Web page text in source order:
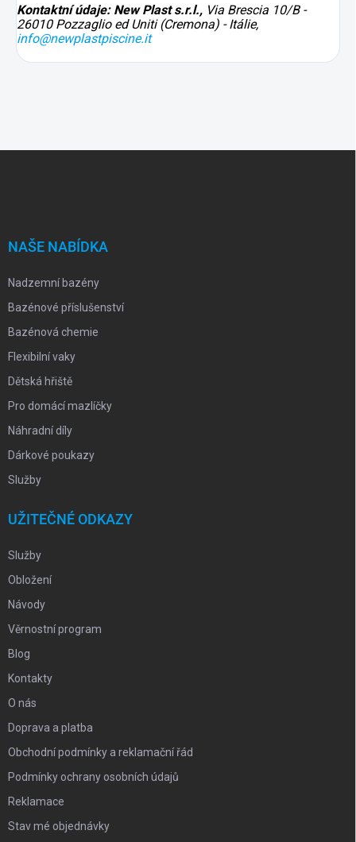
Kontaktní údaje: New Plast s.r.l., Via Brescia 10/B -
26010 Pozzaglio ed Uniti (Cremona) - Itálie,
info@newplastpiscine.it
NAŠE NABÍDKA
Nadzemní bazény
Bazénové příslušenství
Bazénová chemie
Flexibilní vaky
Dětská hřiště
Pro domácí mazlíčky
Náhradní díly
Dárkové poukazy
Služby
UŽITEČNÉ ODKAZY
Služby
Obložení
Návody
Věrnostní program
Blog
Kontakty
O nás
Doprava a platba
Obchodní podmínky a reklamační řád
Podmínky ochrany osobních údajů
Reklamace
Stav mé objednávky